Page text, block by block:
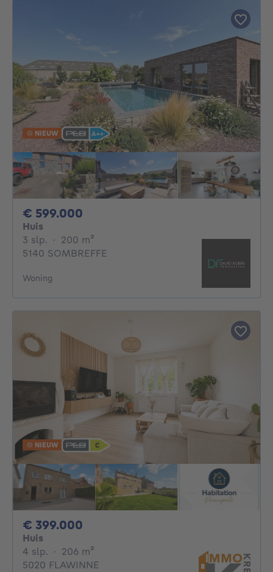
NIEUW
€ 599.000
Huis
3 slp. 3 slaapkamers
· 200 m²
5140 SOMBREFFE
Woning
NIEUW
€ 399.000
Huis
4 slp. 4 slaapkamers
· 206 m²
5020 FLAWINNE